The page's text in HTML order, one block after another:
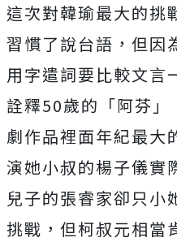
這次對韓瑜最大的挑
習慣了說台語， 但因
用字遣詞要比較文言
詮釋50歲的「阿芬」
劇作品裡面年紀最大
演她小叔的楊子儀實
兒子的張睿家卻只小
挑戰， 但柯叔元相當